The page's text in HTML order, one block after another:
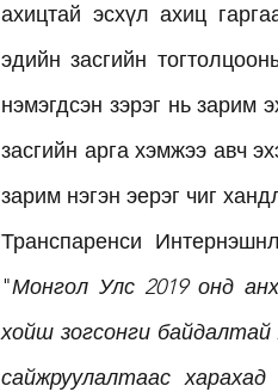
ахицтай эсхүл ахиц
эдийн засгийн
нэмэгдсэн зэрэг нь зарим
засгийн арга хэмжээ авч
зарим нэгэн эерэг чиг
Транспаренси
"Монгол Улс 2019 онд
хойш зогсонги байдалтай
сайжруулалтаас